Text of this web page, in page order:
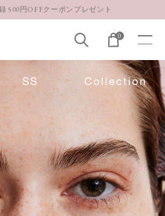
お問い合わせと商品配送に関しまして
0